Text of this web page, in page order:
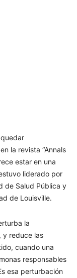
la revista “Annals
estar en una
liderado por
de Salud Pública y
de Louisville.
la
y reduce las
cuando una
responsables
esa perturbación